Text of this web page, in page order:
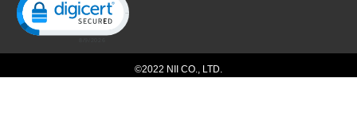
©2022 NII CO., LTD.